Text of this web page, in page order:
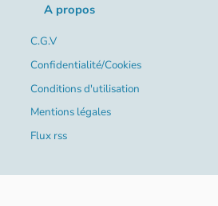
A propos
C.G.V
Confidentialité/Cookies
Conditions d'utilisation
Mentions légales
Flux rss